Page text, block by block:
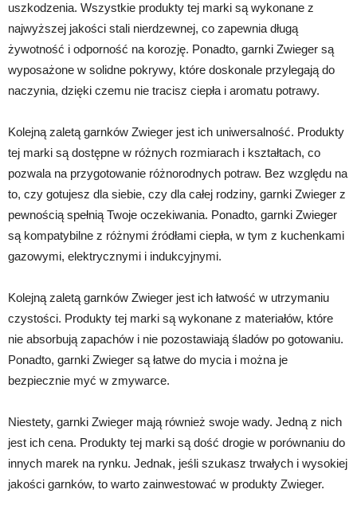
uszkodzenia. Wszystkie produkty tej marki są wykonane z
najwyższej jakości stali nierdzewnej, co zapewnia długą
żywotność i odporność na korozję. Ponadto, garnki Zwieger są
wyposażone w solidne pokrywy, które doskonale przylegają do
naczynia, dzięki czemu nie tracisz ciepła i aromatu potrawy.
Kolejną zaletą garnków Zwieger jest ich uniwersalność. Produkty
tej marki są dostępne w różnych rozmiarach i kształtach, co
pozwala na przygotowanie różnorodnych potraw. Bez względu na
to, czy gotujesz dla siebie, czy dla całej rodziny, garnki Zwieger z
pewnością spełnią Twoje oczekiwania. Ponadto, garnki Zwieger
są kompatybilne z różnymi źródłami ciepła, w tym z kuchenkami
gazowymi, elektrycznymi i indukcyjnymi.
Kolejną zaletą garnków Zwieger jest ich łatwość w utrzymaniu
czystości. Produkty tej marki są wykonane z materiałów, które
nie absorbują zapachów i nie pozostawiają śladów po gotowaniu.
Ponadto, garnki Zwieger są łatwe do mycia i można je
bezpiecznie myć w zmywarce.
Niestety, garnki Zwieger mają również swoje wady. Jedną z nich
jest ich cena. Produkty tej marki są dość drogie w porównaniu do
innych marek na rynku. Jednak, jeśli szukasz trwałych i wysokiej
jakości garnków, to warto zainwestować w produkty Zwieger.